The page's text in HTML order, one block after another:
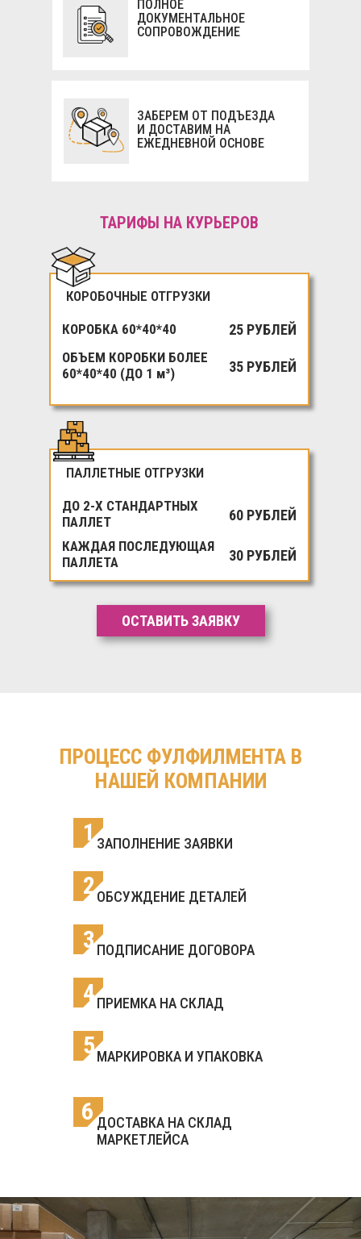
ЗАБЕРЕМ ОТ ПОДЪЕЗДА
И ДОСТАВИМ НА
ЕЖЕДНЕВНОЙ ОСНОВЕ
ПОЛНОЕ
ДОКУМЕНТАЛЬНОЕ
СОПРОВОЖДЕНИЕ
ТАРИФЫ НА КУРЬЕРОВ
КОРОБОЧНЫЕ ОТГРУЗКИ
КОРОБКА 60*40*40
ПАЛЛЕТНЫЕ ОТГРУЗКИ
25 РУБЛЕЙ
ОБЪЕМ КОРОБКИ БОЛЕЕ
60*40*40 (ДО 1 м³)
35 РУБЛЕЙ
ДО 2-Х СТАНДАРТНЫХ
ПАЛЛЕТ
60 РУБЛЕЙ
КАЖДАЯ ПОСЛЕДУЮЩАЯ
ПАЛЛЕТА
30 РУБЛЕЙ
ОСТАВИТЬ ЗАЯВКУ
1ЗАПОЛНЕНИЕ ЗАЯВКИ
2ОБСУЖДЕНИЕ ДЕТАЛЕЙ
3ПОДПИСАНИЕ ДОГОВОРА
4ПРИЕМКА НА СКЛАД
5МАРКИРОВКА И УПАКОВКА
6 ДОСТАВКА НА СКЛАД
МАРКЕТЛЕЙСА
ПРОЦЕСС ФУЛФИЛМЕНТА В
НАШЕЙ КОМПАНИИ